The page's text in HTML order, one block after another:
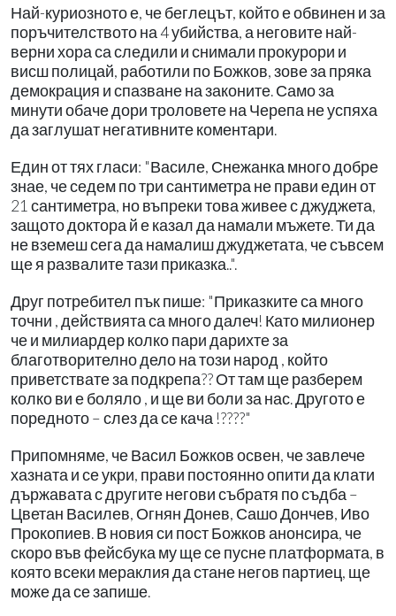
Най-куриозното е, че беглецът, който е обвинен и за
поръчителството на 4 убийства, а неговите най-
верни хора са следили и снимали прокурори и
висш полицай, работили по Божков, зове за пряка
демокрация и спазване на законите. Само за
минути обаче дори троловете на Черепа не успяха
да заглушат негативните коментари.
Един от тях гласи: "Василе, Снежанка много добре
знае, че седем по три сантиметра не прави един от
21 сантиметра, но въпреки това живее с джуджета,
защото доктора й е казал да намали мъжете. Ти да
не вземеш сега да намалиш джуджетата, че съвсем
ще я развалите тази приказка..".
Друг потребител пък пише: "Приказките са много
точни , действията са много далеч! Като милионер
че и милиардер колко пари дарихте за
благотворително дело на този народ , който
приветствате за подкрепа?? От там ще разберем
колко ви е боляло , и ще ви боли за нас. Другото е
поредното – слез да се кача !????"
Припомняме, че Васил Божков освен, че завлече
хазната и се укри, прави постоянно опити да клати
държавата с другите негови събратя по съдба –
Цветан Василев, Огнян Донев, Сашо Дончев, Иво
Прокопиев. В новия си пост Божков анонсира, че
скоро във фейсбука му ще се пусне платформата, в
която всеки мераклия да стане негов партиец, ще
може да се запише.